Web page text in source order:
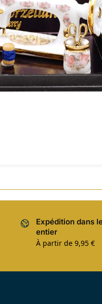
Expédition dans
entier
À partir de 9,95 €